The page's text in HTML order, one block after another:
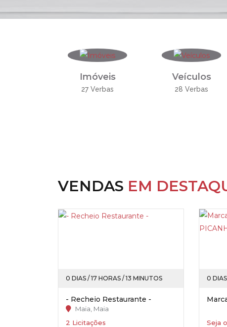
Imóveis
27 Verbas
Veículos
28 Verbas
VENDAS EM
0 DIAS / 17 HORAS / 13 MINUTOS
- Recheio Restaurante -
Maia, Maia
2 Licitações
0
Seja